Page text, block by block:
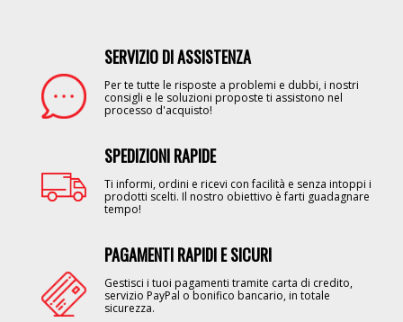
SERVIZIO DI ASSISTENZA
Per te tutte le risposte a problemi e dubbi, i nostri
consigli e le soluzioni proposte ti assistono nel
processo d'acquisto!
SPEDIZIONI RAPIDE
Ti informi, ordini e ricevi con facilità e senza intoppi i
prodotti scelti. Il nostro obiettivo è farti guadagnare
tempo!
PAGAMENTI RAPIDI E SICURI
Gestisci i tuoi pagamenti tramite carta di credito,
servizio PayPal o bonifico bancario, in totale
sicurezza.